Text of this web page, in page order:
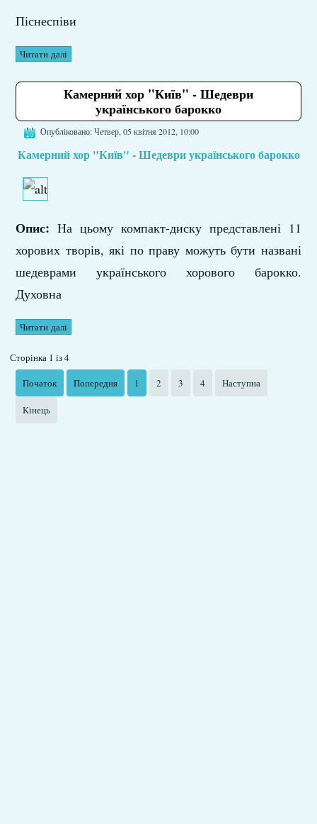
Піснеспіви
Читати далі
Камерний хор "Київ" - Шедеври
українського барокко
Опубліковано: Четвер, 05 квітня 2012, 10:00
Камерний хор "Київ" - Шедеври українського барокко
Опис: На цьому компакт-диску представлені 11
хорових творів, які по праву можуть бути на­звані
шедеврами українського хорового барокко.
Духовна
Читати далі
Сторінка 1 із 4
Початок
Попередня 1 2 3 4 Наступна
Кінець